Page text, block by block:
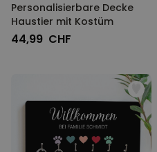
Personalisierbare Decke
Haustier mit Kostüm
44,99 CHF